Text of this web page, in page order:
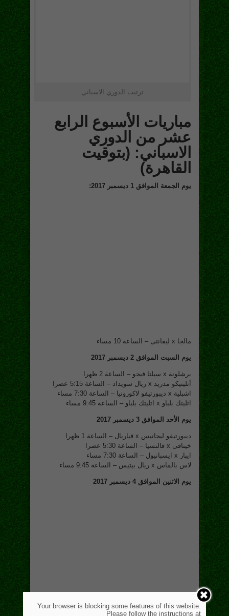
ترتيب الدوري الاسباني
مباريات الأسبوع الرابع
عشر من الدوري
الاسباني: (بتوقيت
القاهرة)
يوم الجمعة الموافق 1 ديسمبر 2017:
مالجا x ليفانتى – الساعة 10 مساء
يوم السبت الموافق 2 ديسمبر 2017
برشلونة x سيلتا فيجو – الساعة 2 ظهرا
أتليتيكو مدريد x ريال سويداد – الساعة 5:15 عصرا
اشبلية x ديبورتيفو لاكورونيا – الساعة 7:30 مساء
اتليتك بلباو x اتليتك بلباو – الساعة 9:45 مساء
يوم الأحد الموافق 3 ديسمبر 2017
ديبورتيفو ليجانيس x فياريال – الساعة 1 ظهرا
خيتافى x فالنسيا – الساعة 5:30 عصرا
ايبار x ايسبانيول – الساعة 7:30 مساء
لاس بالماس x ريال بيتيس – الساعة 9:45 مساء
يوم الاثنين الموافق 4 ديسمبر 2017
Your browser is blocking some features of this website.
Please follow the instructions at